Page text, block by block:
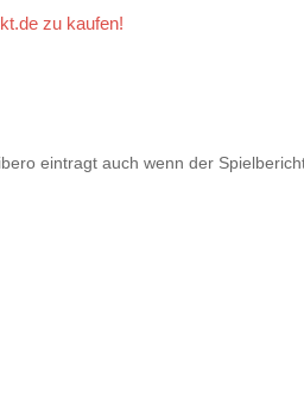
zu kaufen!
eintragt auch wenn der